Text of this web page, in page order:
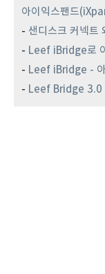
아이익스팬드
- 샌디스크 커넥트
- Leef iBridge로
- Leef iBridge - 아
- Leef Bridge 3.0